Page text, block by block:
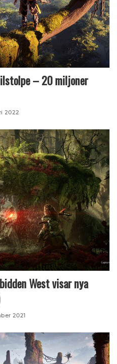
– 20 miljoner
2022
West visar nya
2021